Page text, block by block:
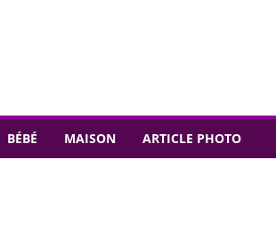
BÉBÉ MAISON ARTICLE PHOTO